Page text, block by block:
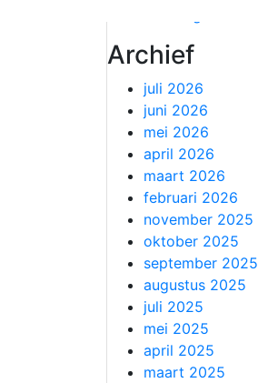
Archief
juli 2026
juni 2026
mei 2026
april 2026
maart 2026
februari 2026
november 2025
oktober 2025
september 2025
augustus 2025
juli 2025
mei 2025
april 2025
maart 2025